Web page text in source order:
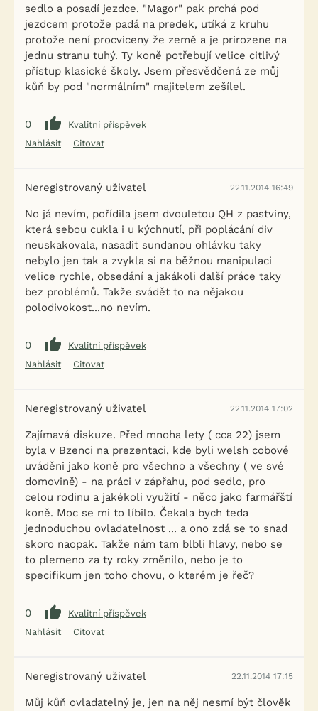
sedlo a posadí jezdce. "Magor" pak prchá pod
jezdcem protože padá na predek, utíká z kruhu
protože není procviceny že země a je prirozene na
jednu stranu tuhý. Ty koně potřebují velice citlivý
přístup klasické školy. Jsem přesvědčená ze můj
kůň by pod "normálním" majitelem zešílel.
0
Kvalitní příspěvek
Nahlásit
Citovat
Neregistrovaný uživatel 22.11.2014 16:49
No já nevím, pořídila jsem dvouletou QH z pastviny,
která sebou cukla i u kýchnutí, při poplácání div
neuskakovala, nasadit sundanou ohlávku taky
nebylo jen tak a zvykla si na běžnou manipulaci
velice rychle, obsedání a jakákoli další práce taky
bez problémů. Takže svádět to na nějakou
polodivokost...no nevím.
0
Kvalitní příspěvek
Nahlásit
Citovat
Neregistrovaný uživatel 22.11.2014 17:02
Zajímavá diskuze. Před mnoha lety ( cca 22) jsem
byla v Bzenci na prezentaci, kde byli welsh cobové
uváděni jako koně pro všechno a všechny ( ve své
domovině) - na práci v zápřahu, pod sedlo, pro
celou rodinu a jakékoli využití - něco jako farmářští
koně. Moc se mi to líbilo. Čekala bych teda
jednoduchou ovladatelnost ... a ono zdá se to snad
skoro naopak. Takže nám tam blbli hlavy, nebo se
to plemeno za ty roky změnilo, nebo je to
specifikum jen toho chovu, o kterém je řeč?
0
Kvalitní příspěvek
Nahlásit
Citovat
Neregistrovaný uživatel 22.11.2014 17:15
Můj kůň ovladatelný je, jen na něj nesmí být člověk